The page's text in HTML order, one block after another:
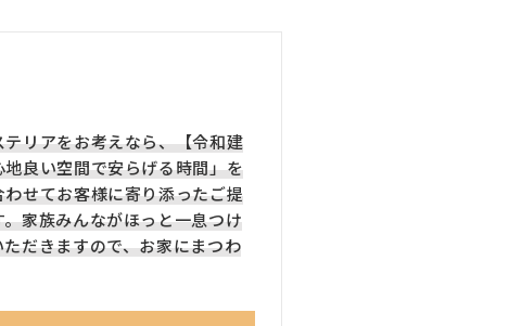
リアをお考えなら、【令和建
良い空間で安らげる時間」を
せてお客様に寄り添ったご提
家族みんながほっと一息つけ
だきますので、お家にまつわ